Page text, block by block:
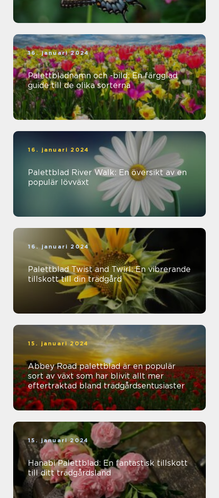
16. januari 2024
Palettbladnamn och -bild: En färgglad
guide till de olika sorterna
16. januari 2024
Palettblad River Walk: En översikt av en
populär lövväxt
16. januari 2024
Palettblad Twist and Twirl: En vibrerande
tillskott till din trädgård
15. januari 2024
Abbey Road palettblad är en populär
sort av växt som har blivit allt mer
eftertraktad bland trädgårdsentusiaster
15. januari 2024
Hanabi Palettblad: En fantastisk tillskott
till ditt trädgårdsland